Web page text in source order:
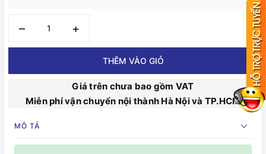
– +
THÊM VÀO GIỎ
Giá trên chưa bao gồm VAT
Miễn phí vận chuyển nội thành Hà Nội và TP.HCM
MÔ TẢ